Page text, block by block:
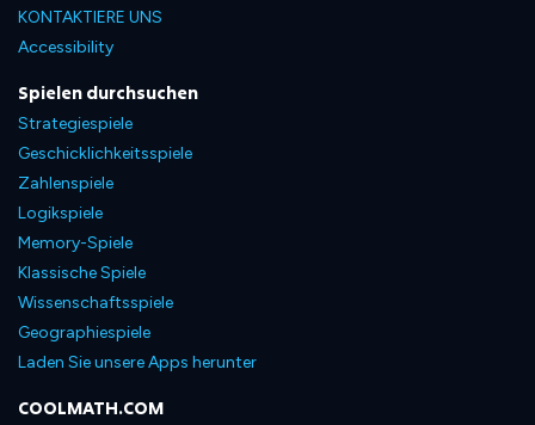
KONTAKTIERE UNS
Accessibility
Spielen durchsuchen
Strategiespiele
Geschicklichkeitsspiele
Zahlenspiele
Logikspiele
Memory-Spiele
Klassische Spiele
Wissenschaftsspiele
Geographiespiele
Laden Sie unsere Apps herunter
COOLMATH.COM